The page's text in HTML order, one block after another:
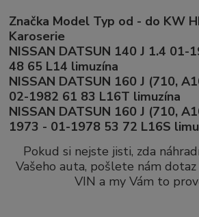
Značka Model Typ od - do KW
Karoserie
NISSAN DATSUN 140 J 1.4 01-
48 65 L14 limuzína
NISSAN DATSUN 160 J (710,
02-1982 61 83 L16T limuzína
NISSAN DATSUN 160 J (710,
1973 - 01-1978 53 72 L16S
Pokud si nejste jisti, zda
Vašeho auta, pošlete nám
VIN a my Vám to